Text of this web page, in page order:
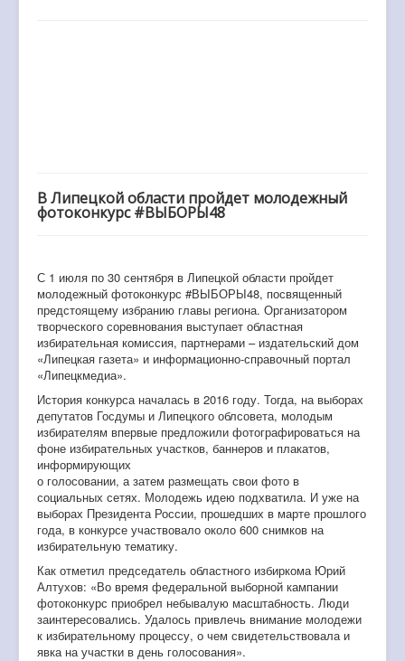
В Липецкой области пройдет молодежный
фотоконкурс #ВЫБОРЫ48
С 1 июля по 30 сентября в Липецкой области пройдет
молодежный фотоконкурс #ВЫБОРЫ48, посвященный
предстоящему избранию главы региона. Организатором
творческого соревнования выступает областная
избирательная комиссия, партнерами – издательский дом
«Липецкая газета» и информационно-справочный портал
«Липецкмедиа».
История конкурса началась в 2016 году. Тогда, на выборах
депутатов Госдумы и Липецкого облсовета, молодым
избирателям впервые предложили фотографироваться на
фоне избирательных участков, баннеров и плакатов,
информирующих
о голосовании, а затем размещать свои фото в
социальных сетях. Молодежь идею подхватила. И уже на
выборах Президента России, прошедших в марте прошлого
года, в конкурсе участвовало около 600 снимков на
избирательную тематику.
Как отметил председатель областного избиркома Юрий
Алтухов: «Во время федеральной выборной кампании
фотоконкурс приобрел небывалую масштабность. Люди
заинтересовались. Удалось привлечь внимание молодежи
к избирательному процессу, о чем свидетельствовала и
явка на участки в день голосования».